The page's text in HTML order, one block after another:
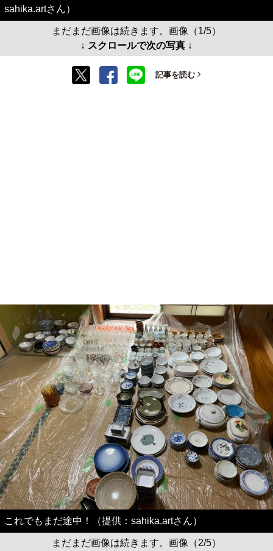
sahika.artさん）
まだまだ画像は続きます。画像（1/5）
↓ スクロールで次の写真 ↓
記事を読む
これでもまだ途中！（提供：sahika.artさん）
まだまだ画像は続きます。画像（2/5）